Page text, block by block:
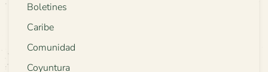
Boletines
Caribe
Comunidad
Coyuntura